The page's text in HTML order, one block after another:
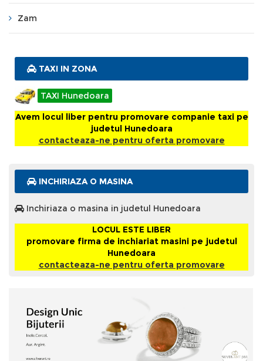
Zam
TAXI IN ZONA
TAXI Hunedoara
Avem locul liber pentru promovare companie taxi pe
judetul Hunedoara
contacteaza-ne pentru oferta promovare
INCHIRIAZA O MASINA
Inchiriaza o masina in judetul Hunedoara
LOCUL ESTE LIBER
promovare firma de inchiariat masini pe judetul
Hunedoara
contacteaza-ne pentru oferta promovare